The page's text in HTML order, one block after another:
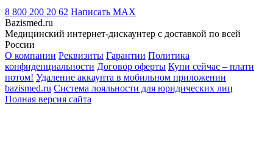
8 800 200 20 62 Написать MAX
Bazismed.ru
Медицинский интернет-дискаунтер с доставкой по всей
России
О компании Реквизиты Гарантии Политика
конфиденциальности Договор оферты Купи сейчас – плати
потом! Удаление аккаунта в мобильном приложении
bazismed.ru Система лояльности для юридических лиц
Полная версия сайта